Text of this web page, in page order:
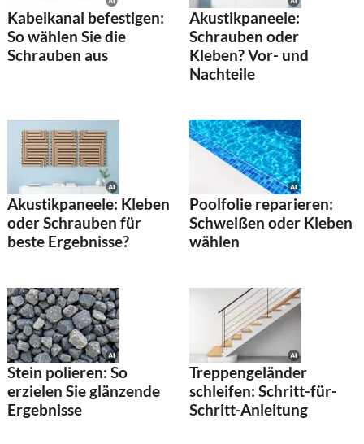
Kabelkanal befestigen:
So wählen Sie die
Schrauben aus
Akustikpaneele:
Schrauben oder
Kleben? Vor- und
Nachteile
Akustikpaneele: Kleben
oder Schrauben für
beste Ergebnisse?
Poolfolie reparieren:
Schweißen oder Kleben
wählen
Stein polieren: So
erzielen Sie glänzende
Ergebnisse
Treppengeländer
schleifen: Schritt-für-
Schritt-Anleitung